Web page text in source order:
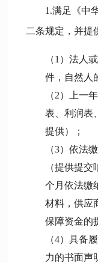
1.满足《中
二条规定，并提
（1）法人
件，自然人
（2）上一
表、利润表
提供）；
（3）依法
（提供提交
个月依法缴
材料，供应
保障资金的
（4）具备
力的书面声